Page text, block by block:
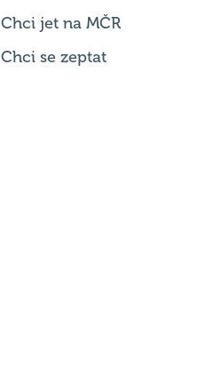
Chci jet na MČR
Chci se zeptat